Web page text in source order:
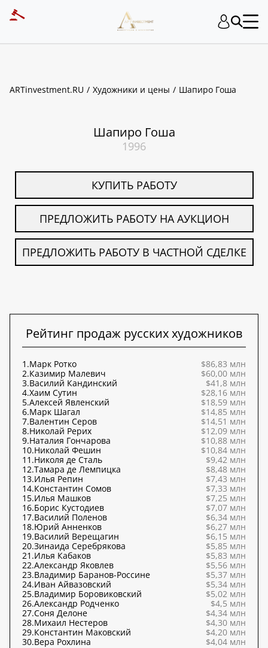
ARTinvestment.RU Художники и цены Шапиро Гоша
Шапиро Гоша
1996
КУПИТЬ РАБОТУ
ПРЕДЛОЖИТЬ РАБОТУ НА АУКЦИОН
ПРЕДЛОЖИТЬ РАБОТУ В ЧАСТНОЙ СДЕЛКЕ
Рейтинг продаж русских художников
1.Марк Ротко
$86,83 млн
2.Казимир Малевич
$60,00 млн
3.Василий Кандинский
$41,8 млн
4.Хаим Сутин
$28,16 млн
5.Алексей Явленский
$18,59 млн
6.Марк Шагал
$14,85 млн
7.Валентин Серов
$14,51 млн
8.Николай Рерих
$12,09 млн
9.Наталия Гончарова
$10,88 млн
10.Николай Фешин
$10,84 млн
11.Николя де Сталь
$9,42 млн
12.Тамара де Лемпицка
$8,48 млн
13.Илья Репин
$7,43 млн
14.Константин Сомов
$7,33 млн
15.Илья Машков
$7,25 млн
16.Борис Кустодиев
$7,07 млн
17.Василий Поленов
$6,34 млн
18.Юрий Анненков
$6,27 млн
19.Василий Верещагин
$6,15 млн
20.Зинаида Серебрякова
$5,85 млн
21.Илья Кабаков
$5,83 млн
22.Александр Яковлев
$5,56 млн
23.Владимир Баранов-Россине
$5,37 млн
24.Иван Айвазовский
$5,34 млн
25.Владимир Боровиковский
$5,02 млн
26.Александр Родченко
$4,5 млн
27.Соня Делоне
$4,34 млн
28.Михаил Нестеров
$4,30 млн
29.Константин Маковский
$4,20 млн
30.Вера Рохлина $4,04 млн